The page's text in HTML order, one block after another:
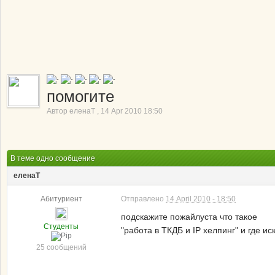
помогите
Автор еленаТ , 14 Apr 2010 18:50
В теме одно сообщение
еленаТ
Абитуриент
Студенты
25 сообщений
Отправлено 14 April 2010 - 18:50
подскажите пожайлуста что такое
"работа в ТКДБ и IP хелпинг" и где